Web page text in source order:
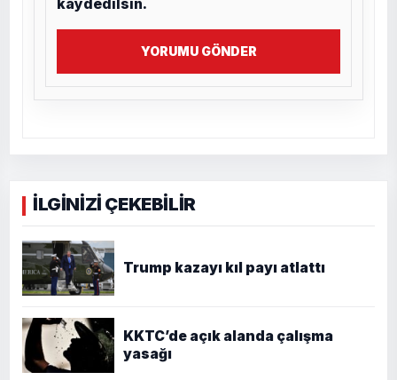
YORUMU GÖNDER
İLGİNİZİ ÇEKEBİLİR
Trump kazayı kıl payı atlattı
KKTC’de açık alanda çalışma
yasağı